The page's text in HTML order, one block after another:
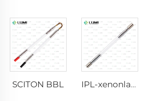
SCITON BBL IPL-xenonlamppu P1640 – 7×47×110 mm